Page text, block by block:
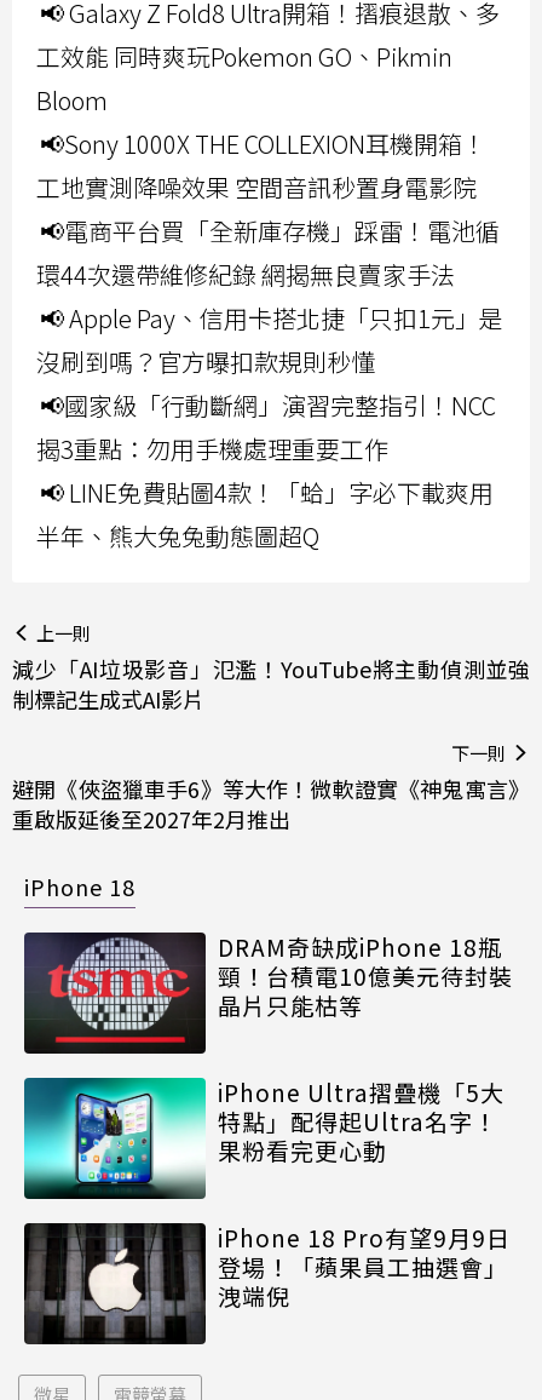
📢 Galaxy Z Fold8 Ultra開箱！摺痕退散、多
工效能 同時爽玩Pokemon GO、Pikmin
Bloom
📢Sony 1000X THE COLLEXION耳機開箱！
工地實測降噪效果 空間音訊秒置身電影院
📢電商平台買「全新庫存機」踩雷！電池循
環44次還帶維修紀錄 網揭無良賣家手法
📢 Apple Pay、信用卡搭北捷「只扣1元」是
沒刷到嗎？官方曝扣款規則秒懂
📢國家級「行動斷網」演習完整指引！NCC
揭3重點：勿用手機處理重要工作
📢 LINE免費貼圖4款！「蛤」字必下載爽用
半年、熊大兔兔動態圖超Q
上一則
減少「AI垃圾影音」氾濫！YouTube將主動偵測並強
制標記生成式AI影片
下一則
避開《俠盜獵車手6》等大作！微軟證實《神鬼寓言》
重啟版延後至2027年2月推出
iPhone 18
DRAM奇缺成iPhone 18瓶
頸！台積電10億美元待封裝
晶片只能枯等
iPhone Ultra摺疊機「5大
特點」配得起Ultra名字！
果粉看完更心動
iPhone 18 Pro有望9月9日
登場！「蘋果員工抽選會」
洩端倪
微星 電競螢幕